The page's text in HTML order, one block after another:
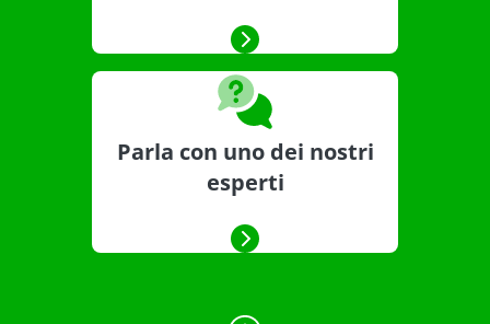
Parla con uno dei nostri
esperti